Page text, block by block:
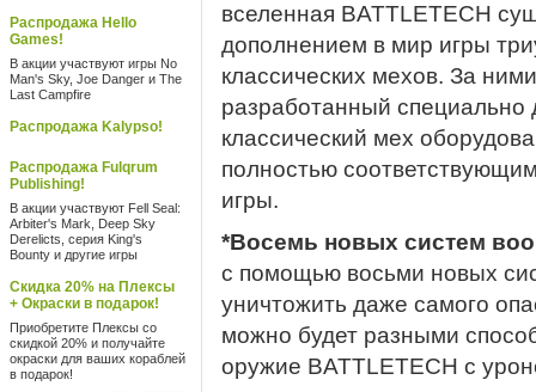
Распродажа Hello
Games!
В акции участвуют игры No
Man's Sky, Joe Danger и The
Last Campfire
Распродажа Kalypso!
Распродажа Fulqrum
Publishing!
В акции участвуют Fell Seal:
Arbiter's Mark, Deep Sky
Derelicts, серия King's
Bounty и другие игры
Скидка 20% на Плексы
+ Окраски в подарок!
Приобретите Плексы со
скидкой 20% и получайте
окраски для ваших кораблей
в подарок!
вселенная BATTLETECH
дополнением в мир игры
классических мехов. За
разработанный
классический мех
полностью
игры.
*Восемь новых систем
с помощью восьми новых
уничтожить даже самого
можно будет разными
оружие BATTLETECH с